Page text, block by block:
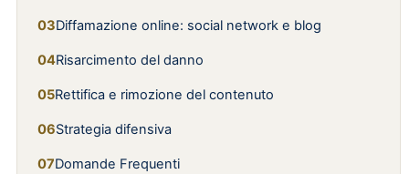
Diffamazione online: social network e blog
Risarcimento del danno
Rettifica e rimozione del contenuto
Strategia difensiva
Domande Frequenti